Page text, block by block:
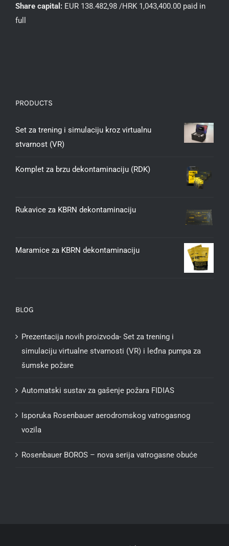
Share capital: EUR 138.482,98 /HRK 1,043,400.00 paid in
full
PRODUCTS
Set za trening i simulaciju kroz virtualnu
stvarnost (VR)
Komplet za brzu dekontaminaciju (RDK)
Rukavice za KBRN dekontaminaciju
Maramice za KBRN dekontaminaciju
BLOG
Prezentacija novih proizvoda- Set za trening i
simulaciju virtualne stvarnosti (VR) i leđna pumpa za
šumske požare
Automatski sustav za gašenje požara FIDIAS
Isporuka Rosenbauer aerodromskog vatrogasnog
vozila
Rosenbauer BOROS – nova serija vatrogasne obuće